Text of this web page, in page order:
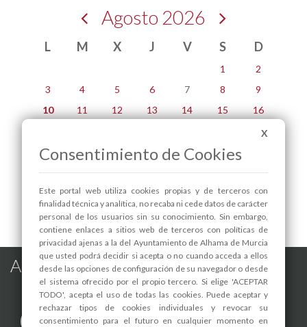
Agosto 2026
L M X J V S D
1
2
3
4 5 6 7 8
9
10
11 12 13 14 15
16
23
24
25 26 27 28 29
31
Lunes, 10 de agosto
Alhama de Murcia en las Redes
X
Consentimiento de Cookies
Este portal web utiliza cookies propias y de terceros con
finalidad técnica y analítica, no recaba ni cede datos de carácter
personal de los usuarios sin su conocimiento. Sin embargo,
contiene enlaces a sitios web de terceros con políticas de
privacidad ajenas a la del Ayuntamiento de Alhama de Murcia
que usted podrá decidir si acepta o no cuando acceda a ellos
desde las opciones de configuración de su navegador o desde
el sistema ofrecido por el propio tercero. Si elige 'ACEPTAR
TODO', acepta el uso de todas las cookies. Puede aceptar y
rechazar tipos de cookies individuales y revocar su
consentimiento para el futuro en cualquier momento en